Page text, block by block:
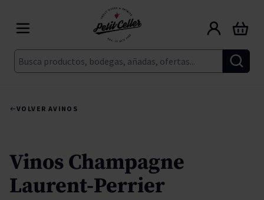
Buscar
Carrito
VOLVER AVINOS
Vinos Champagne
Laurent-Perrier